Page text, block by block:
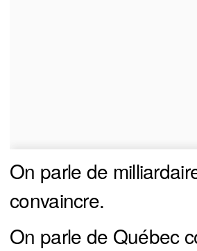
On parle de
convaincre.
On parle de Québec